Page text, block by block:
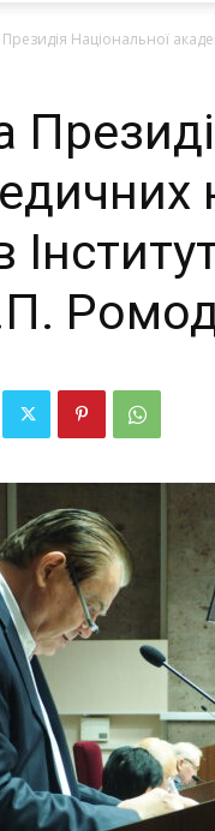
Національної